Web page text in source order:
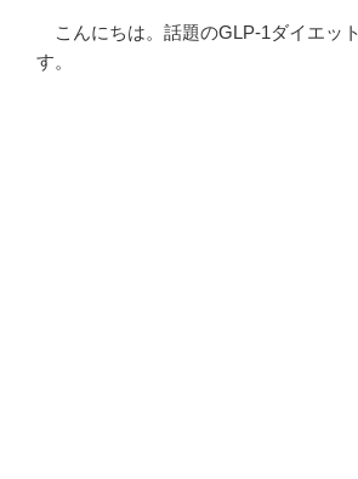
こんにちは。話題のGLP-1ダイエッ
す。